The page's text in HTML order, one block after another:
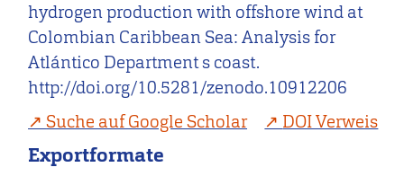
hydrogen production with offshore wind at
Colombian Caribbean Sea: Analysis for
Atlántico Department s coast.
http://doi.org/10.5281/zenodo.10912206
Suche auf Google Scholar
DOI Verweis
Exportformate